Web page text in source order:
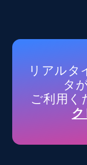
TikTok Shop
URL, Title,
リアルタ
タ
ご利用く